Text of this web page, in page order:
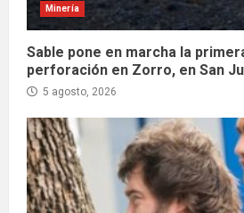
Minería
Sable pone en marcha la
perforación en Zorro, en San
5 agosto, 2026